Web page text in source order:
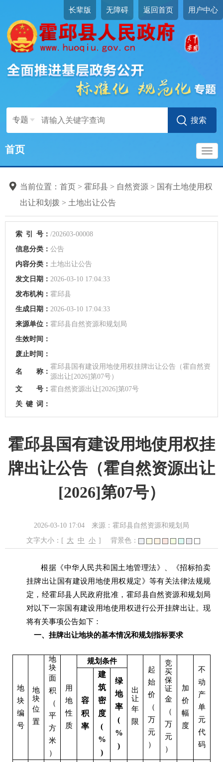
长辈版 无障碍 返回首页 用户中心
专题
首页
当前位置： 首页 > 霍邱县 > 自然资源 > 国有土地使用权
出让和划拨 > 土地出让公告
索 引 号： /202603-00008
信息分类： 公告
内容分类： 土地出让公告
发文日期： 2026-03-10 17:04:33
发布机构： 霍邱县
生成日期： 2026-03-10 17:04:33
来源单位： 霍邱县自然资源和规划局
生效时间：
废止时间：
名 称：
霍邱县国有建设用地使用权挂牌出让公告（霍自然资
源出让[2026]第07号）
文 号： 霍自然资源出让[2026]第07号
关 键 词：
霍邱县国有建设用地使用权挂
牌出让公告（霍自然资源出让
[2026]第07号）
2026-03-10 17:04
来源：霍邱县自然资源和规划局
文字大小：[ 大 中 小 ] 背景色：
根据《中华人民共和国土地管理法》、《招标拍卖
挂牌出让国有建设用地使用权规定》等有关法律法规规
定，经霍邱县人民政府批准，霍邱县自然资源和规划局
对以下一宗国有建设用地使用权进行公开挂牌出让。现
将有关事项公告如下：
一、挂牌出让地块的基本情况和规划指标要求
地
块
编
号
地
块
位
置
地
块
面
积
（
平
方
米
）
用
地
性
质
规划条件
出
让
年
限
起
始
价
（
万
元
）
竞
买
保
证
金
（
万
元
）
加
价
幅
度
不
动
产
单
元
代
码
容
积
率
建
筑
密
度
(
%
)
绿
地
率
(
%
)